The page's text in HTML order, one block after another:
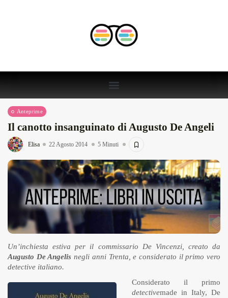
Anteprime
Il canotto insanguinato di Augusto De Angeli
Elisa 22 Agosto 2014 5 Minuti
Un’inchiesta estiva per il commissario De Vincenzi, creato da
Augusto De Angelis negli anni Trenta, e considerato il primo vero
detective italiano.
Considerato il primo
detectivemade in Italy, De